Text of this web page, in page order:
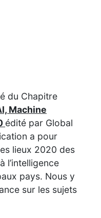
du Chapitre
Machine
édité par Global
a pour
lieux 2020 des
l’intelligence
pays. Nous y
sur les sujets